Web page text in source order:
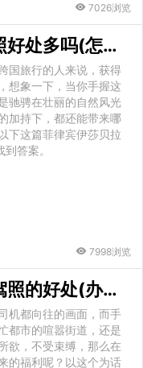
7026浏览
菲律宾伊莎贝拉省国际驾照好处多吗(怎么办理)
国旅行的人来说，获得
想象一下，当你手握这
驰骋在壮丽的自然风光
加持下，都还能带来哪
下这篇菲律宾伊莎贝拉
答案。
7998浏览
菲律宾阿克兰省拥有国际驾照的好处(办理手续)
机都向往的画面，而手
都市的喧嚣街道，还是
欲，不受束缚，那么在
的福利呢？以这个为话